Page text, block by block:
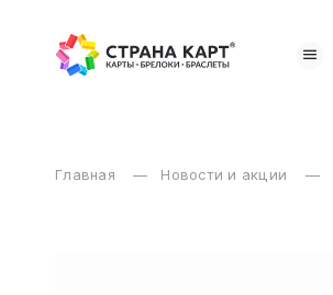
Главная Новости и акции